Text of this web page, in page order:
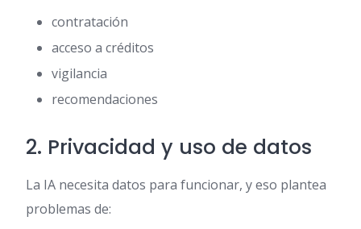
contratación
acceso a créditos
vigilancia
recomendaciones
2. Privacidad y uso de datos
La IA necesita datos para funcionar, y eso plantea
problemas de: